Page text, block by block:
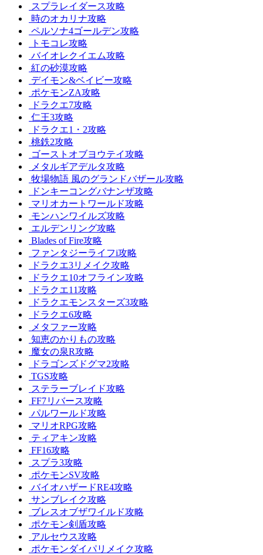
スプラレイダース攻略
時のオカリナ攻略
ペルソナ4ゴールデン攻略
トモコレ攻略
バイオレクイエム攻略
紅の砂漠攻略
デイモン&ベイビー攻略
ポケモンZA攻略
ドラクエ7攻略
仁王3攻略
ドラクエ1・2攻略
桃鉄2攻略
ゴーストオブヨウテイ攻略
メタルギアデルタ攻略
牧場物語 風のグランドバザール攻略
ドンキーコングバナンザ攻略
マリオカートワールド攻略
モンハンワイルズ攻略
エルデンリング攻略
Blades of Fire攻略
ファンタジーライフi攻略
ドラクエ3リメイク攻略
ドラクエ10オフライン攻略
ドラクエ11攻略
ドラクエモンスターズ3攻略
ドラクエ6攻略
メタファー攻略
知恵のかりもの攻略
魔女の泉R攻略
ドラゴンズドグマ2攻略
TGS攻略
ステラーブレイド攻略
FF7リバース攻略
パルワールド攻略
マリオRPG攻略
ティアキン攻略
FF16攻略
スプラ3攻略
ポケモンSV攻略
バイオハザードRE4攻略
サンブレイク攻略
ブレスオブザワイルド攻略
ポケモン剣盾攻略
アルセウス攻略
ポケモンダイパリメイク攻略